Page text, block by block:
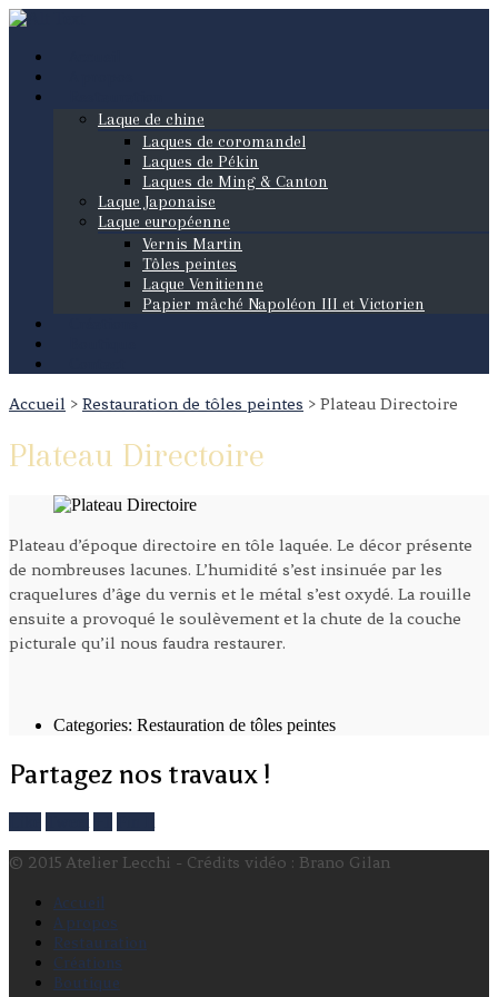
Laque de chine
Laques de coromandel
Laques de Pékin
Laques de Ming & Canton
Laque Japonaise
Laque européenne
Vernis Martin
Tôles peintes
Laque Venitienne
Papier mâché Napoléon III et Victorien
Accueil > Restauration de tôles peintes > Plateau Directoire
Plateau Directoire
Plateau d’époque directoire en tôle laquée. Le décor présente
de nombreuses lacunes. L’humidité s’est insinuée par les
craquelures d’âge du vernis et le métal s’est oxydé. La rouille
ensuite a provoqué le soulèvement et la chute de la couche
picturale qu’il nous faudra restaurer.
Categories: Restauration de tôles peintes
Partagez nos travaux !
© 2015 Atelier Lecchi - Crédits vidéo : Brano Gilan
Accueil
A propos
Restauration
Créations
Boutique